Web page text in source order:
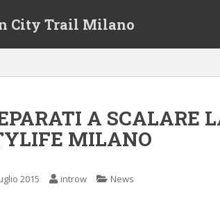
City Trail Milano
A SCALARE
MILANO
2015 introw News